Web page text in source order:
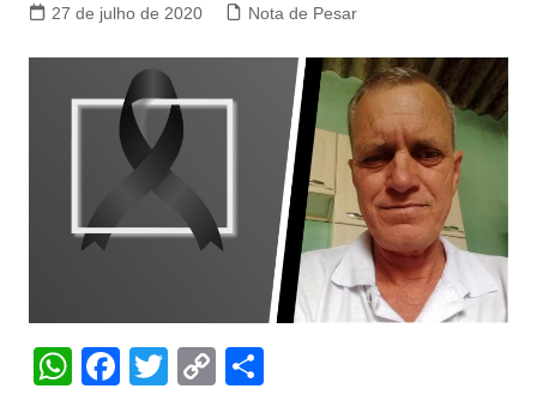
27 de julho de 2020 Nota de Pesar
W F T C S